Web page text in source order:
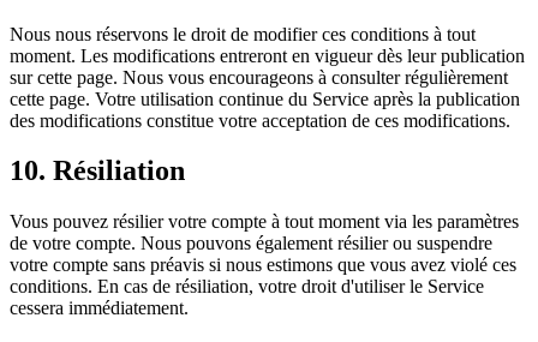
Nous nous réservons le droit de modifier ces conditions à tout
moment. Les modifications entreront en vigueur dès leur publication
sur cette page. Nous vous encourageons à consulter régulièrement
cette page. Votre utilisation continue du Service après la publication
des modifications constitue votre acceptation de ces modifications.
10. Résiliation
Vous pouvez résilier votre compte à tout moment via les paramètres
de votre compte. Nous pouvons également résilier ou suspendre
votre compte sans préavis si nous estimons que vous avez violé ces
conditions. En cas de résiliation, votre droit d'utiliser le Service
cessera immédiatement.